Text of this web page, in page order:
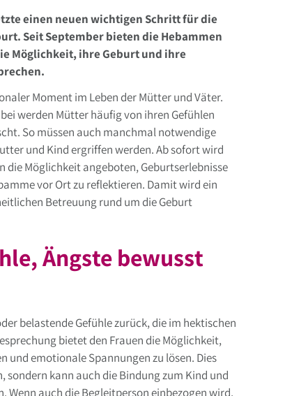
einen neuen wichtigen Schritt für die
Seit September bieten die Hebammen
Möglichkeit, ihre Geburt und ihre
Moment im Leben der Mütter und Väter.
werden Mütter häufig von ihren Gefühlen
So müssen auch manchmal notwendige
und Kind ergriffen werden. Ab sofort wird
Möglichkeit angeboten, Geburtserlebnisse
vor Ort zu reflektieren. Damit wird ein
Betreuung rund um die Geburt
Ängste bewusst
belastende Gefühle zurück, die im hektischen
bietet den Frauen die Möglichkeit,
und emotionale Spannungen zu lösen. Dies
kann auch die Bindung zum Kind und
auch die Begleitperson einbezogen wird,